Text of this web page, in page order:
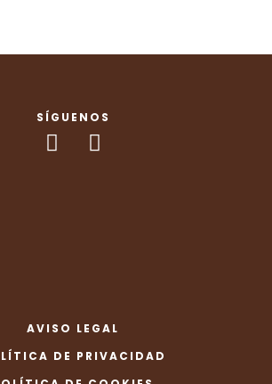
SÍGUENOS
AVISO LEGAL
DE PRIVACIDAD